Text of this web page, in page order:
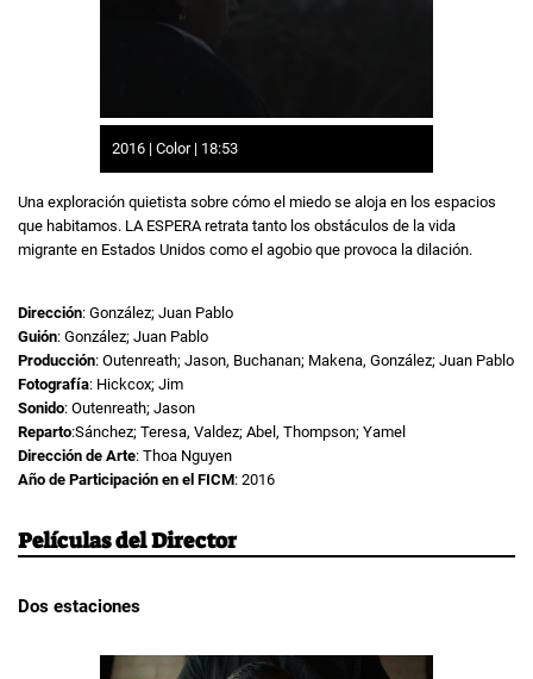
2016 | Color | 18:53
Una exploración quietista sobre cómo el miedo se aloja en los espacios
que habitamos. LA ESPERA retrata tanto los obstáculos de la vida
migrante en Estados Unidos como el agobio que provoca la dilación.
Dirección: González; Juan Pablo
Guión: González; Juan Pablo
Producción: Outenreath; Jason, Buchanan; Makena, González; Juan Pablo
Fotografía: Hickcox; Jim
Sonido: Outenreath; Jason
Reparto:Sánchez; Teresa, Valdez; Abel, Thompson; Yamel
Dirección de Arte: Thoa Nguyen
Año de Participación en el FICM: 2016
Películas del Director
Dos estaciones